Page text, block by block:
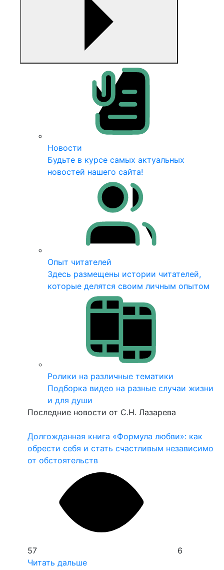
Новости
Будьте в курсе самых актуальных
новостей нашего сайта!
Опыт читателей
Здесь размещены истории читателей,
которые делятся своим личным опытом
Ролики на различные тематики
Подборка видео на разные случаи жизни
и для души
Последние новости от С.Н. Лазарева
Долгожданная книга «Формула любви»: как
обрести себя и стать счастливым независимо
от обстоятельств
57
6
Читать дальше